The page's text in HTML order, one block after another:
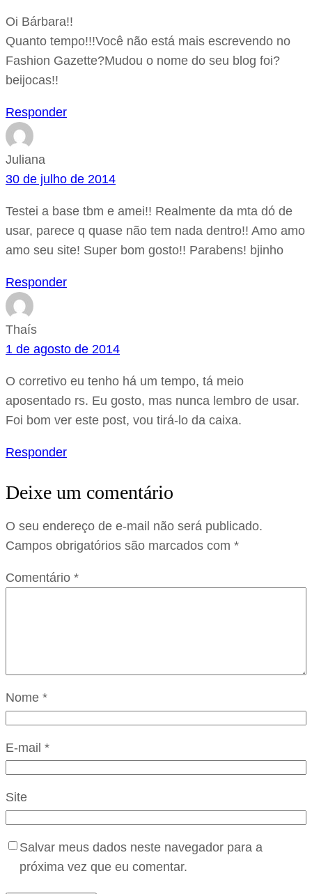
Oi Bárbara!!
Quanto tempo!!!Você não está mais escrevendo no
Fashion Gazette?Mudou o nome do seu blog foi?
beijocas!!
Responder
Juliana
30 de julho de 2014
Testei a base tbm e amei!! Realmente da mta dó de
usar, parece q quase não tem nada dentro!! Amo amo
amo seu site! Super bom gosto!! Parabens! bjinho
Responder
Thaís
1 de agosto de 2014
O corretivo eu tenho há um tempo, tá meio
aposentado rs. Eu gosto, mas nunca lembro de usar.
Foi bom ver este post, vou tirá-lo da caixa.
Responder
Deixe um comentário
O seu endereço de e-mail não será publicado.
Campos obrigatórios são marcados com *
Comentário *
Nome *
E-mail *
Site
Salvar meus dados neste navegador para a
próxima vez que eu comentar.